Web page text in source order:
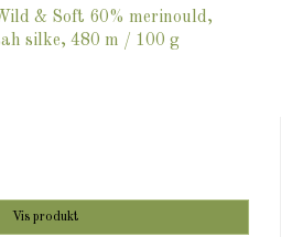
& Soft 60% merinould,
silke, 480 m / 100 g
Vis produkt